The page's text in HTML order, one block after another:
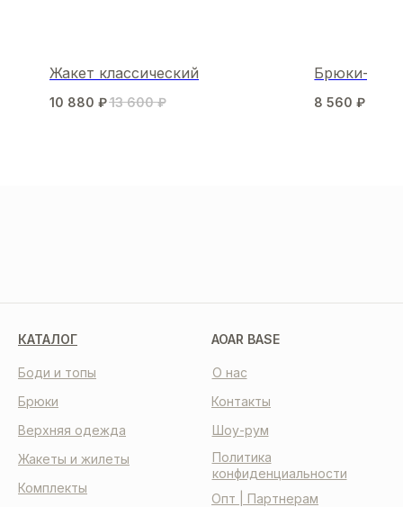
Жакет классический
10 880 ₽13 600 ₽
Брюки-
8 560 ₽
КАТАЛОГ AOAR BASE
О нас
Контакты
Шоу-рум
Политика
конфиденциальности
Опт | Партнерам
Боди и топы
Комплекты
Брюки
Жакеты и жилеты
Верхняя одежда